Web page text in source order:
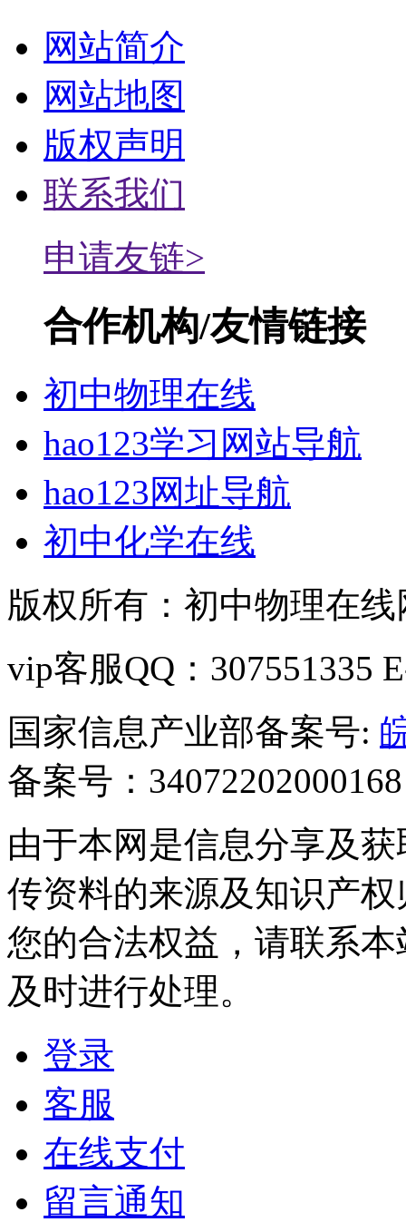
网站简介
网站地图
版权声明
联系我们
申请友链>
合作机构/友情链接
初中物理在线
hao123学习网站导航
hao123网址导航
初中化学在线
版权所有：初中物理在
vip客服QQ：307551335
国家信息产业部备案号:
备案号：34072202000168
由于本网是信息分享及
传资料的来源及知识产
您的合法权益，请联系
及时进行处理。
登录
客服
在线支付
留言通知